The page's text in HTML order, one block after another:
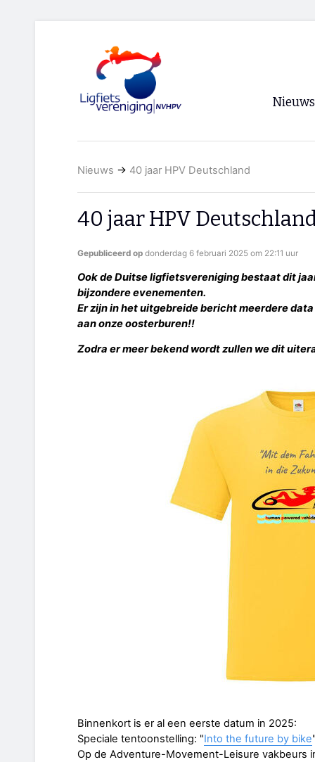
Nieuws
Nieuws → 40 jaar HPV Deutschland
40 jaar HPV
Gepubliceerd op donderdag 6 februari 2025 om 22:11 uur
Ook de Duitse ligfietsvereniging bestaat dit
bijzondere evenementen.
Er zijn in het uitgebreide bericht meerdere
aan onze oosterburen!!
Zodra er meer bekend wordt zullen we dit
Binnenkort is er al een eerste datum in 2025:
Speciale tentoonstelling: "Into the future by bike
Op de Adventure-Movement-Leisure vakbeurs